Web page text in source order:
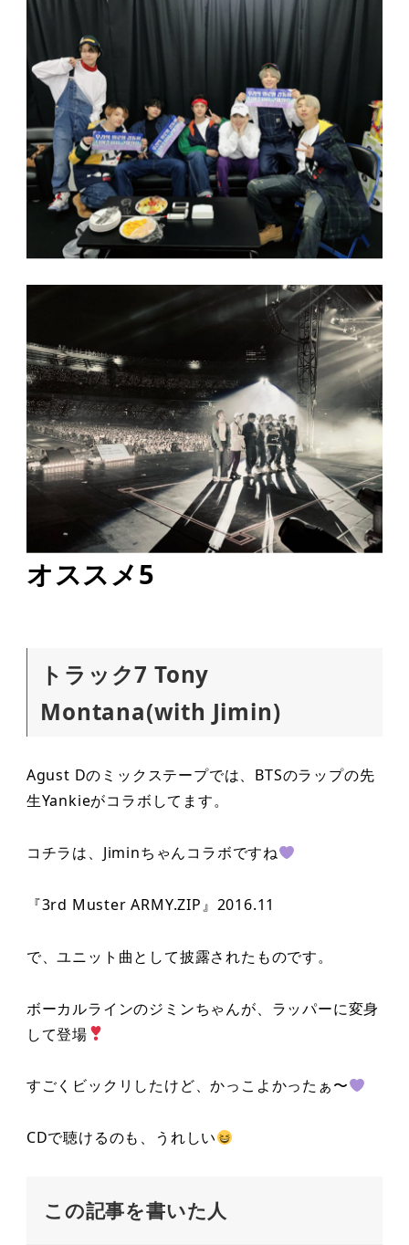
オススメ5
トラック7 Tony
Montana(with Jimin)
Agust Dのミックステープでは、BTSのラップの先
生Yankieがコラボしてます。
コチラは、Jiminちゃんコラボですね
『3rd Muster ARMY.ZIP』2016.11
で、ユニット曲として披露されたものです。
ボーカルラインのジミンちゃんが、ラッパーに変身
して登場
すごくビックリしたけど、かっこよかったぁ〜
CDで聴けるのも、うれしい
この記事を書いた人